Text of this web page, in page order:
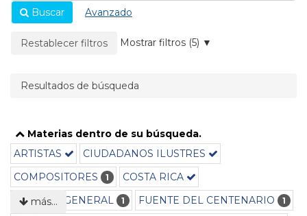
Buscar
Avanzado
La página se recargará cuando se elimine un filtro.
Restablecer filtros Mostrar filtros (5)
Resultados de búsqueda
Materias dentro de su búsqueda.
ARTISTAS
CIUDADANOS ILUSTRES
COMPOSITORES
1
COSTA RICA
CULTURA GENERAL
1 FUENTE DEL CENTENARIO 1
más…